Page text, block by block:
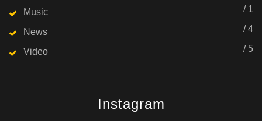
Music / 1
News / 4
Video / 5
Instagram